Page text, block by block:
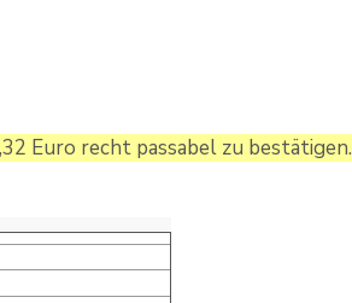
Euro recht passabel zu bestätigen.